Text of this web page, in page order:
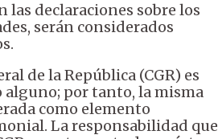
las declaraciones sobre los
serán considerados
de la República (CGR) es
alguno; por tanto, la misma
como elemento
La responsabilidad que